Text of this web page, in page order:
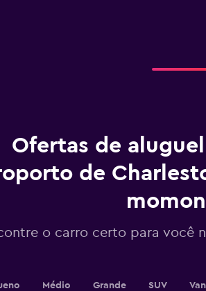
The
chart
1
values.
312.
Ofertas de
de
o carro certo para você
Médio Grande SUV Van